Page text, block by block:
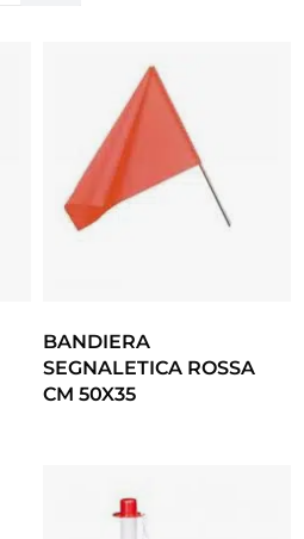
BANDIERA
SEGNALETICA ROSSA
CM 50X35